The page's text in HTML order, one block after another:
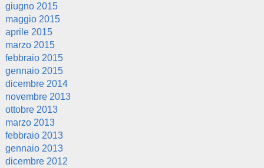
giugno 2015
maggio 2015
aprile 2015
marzo 2015
febbraio 2015
gennaio 2015
dicembre 2014
novembre 2013
ottobre 2013
marzo 2013
febbraio 2013
gennaio 2013
dicembre 2012